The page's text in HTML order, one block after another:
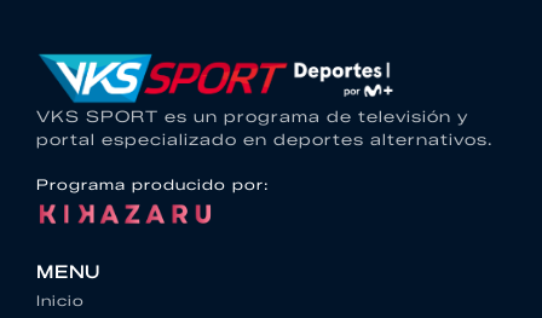
VKS SPORT es un programa de televisión y
portal especializado en deportes alternativos.
Programa producido por:
MENU
Inicio